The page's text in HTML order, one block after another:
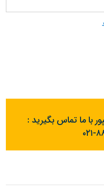
با ما تماس بگیرید :